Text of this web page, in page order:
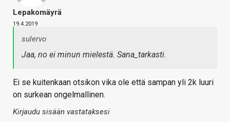
Lepakomäyrä
19.4.2019
sulervo
Jaa, no ei minun mielestä. Sana_tarkasti.
Ei se kuitenkaan otsikon vika ole että sampan yli 2k luuri
on surkean ongelmallinen.
Kirjaudu sisään vastataksesi